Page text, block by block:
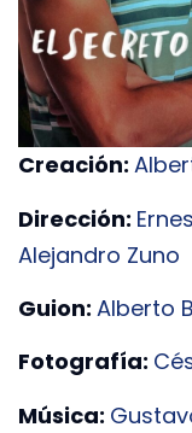
Creación:
Dirección:
Alejandro Zuno
Guion: Alberto
Fotografía:
Música: